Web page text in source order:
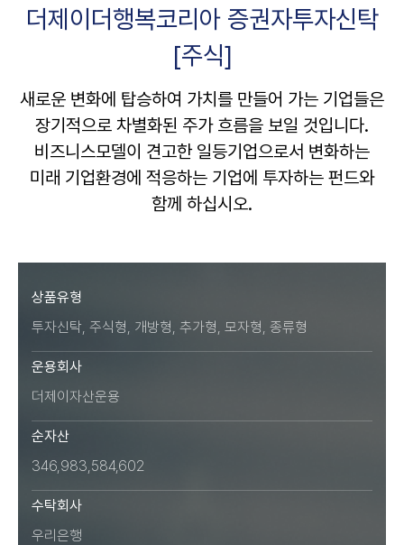
더제이더행복코리아 증권자투자신탁
[주식]
새로운 변화에 탑승하여 가치를 만들어 가는 기업들은
장기적으로 차별화된 주가 흐름을 보일 것입니다.
비즈니스모델이 견고한 일등기업으로서 변화하는
미래 기업환경에 적응하는 기업에 투자하는 펀드와
함께 하십시오.
상품유형
투자신탁, 주식형, 개방형, 추가형, 모자형, 종류형
운용회사
더제이자산운용
순자산
346,983,584,602
수탁회사
우리은행